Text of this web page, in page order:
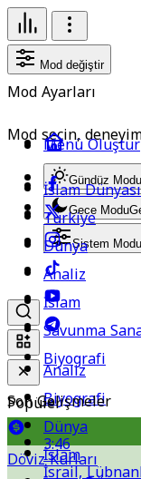
Mod değiştir
Mod Ayarları
Mod seçin,
Gündüz Modu
Gece Modu
Sistem Modu
Popüler
Döviz Kurları
Menü Oluştur
Analiz
Biyografi
Dünya
İslam
İslam Dünyası
Türkiye
Dünya
Analiz
İslam
Savunma
Biyografi
Son Gelişmeler
3:46
İsrail,